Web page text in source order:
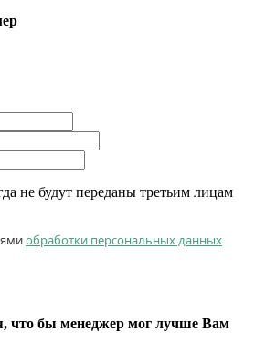
не будут переданы третьим лицам
обработки персональных данных
что бы менеджер мог лучше Вам